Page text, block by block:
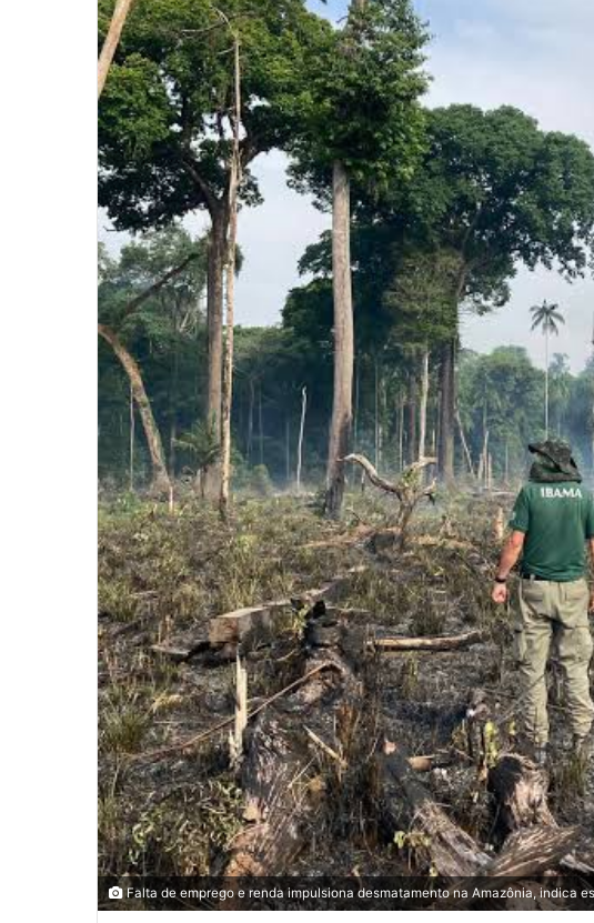
Falta de emprego e renda impulsiona desmatamento na Amazônia, indica